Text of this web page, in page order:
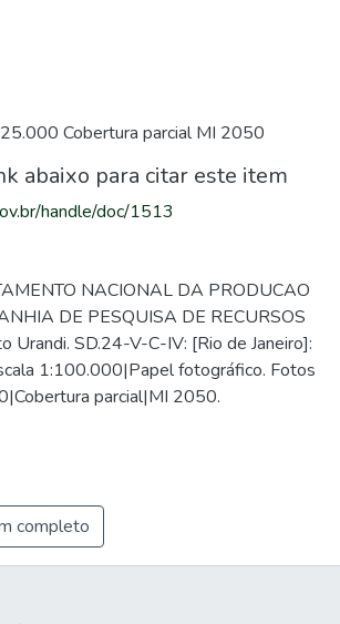
Cobertura parcial MI 2050
abaixo para citar este item
handle/doc/1513
NACIONAL DA PRODUCAO
DE PESQUISA DE RECURSOS
Urandi. SD.24-V-C-IV: [Rio de Janeiro]:
1:100.000|Papel fotográfico. Fotos
parcial|MI 2050.
completo